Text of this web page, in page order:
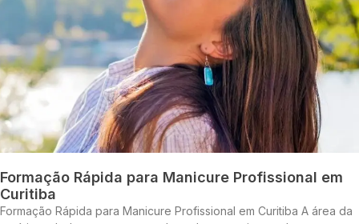
Formação Rápida para Manicure Profissional em
Curitiba
Formação Rápida para Manicure Profissional em Curitiba A área da